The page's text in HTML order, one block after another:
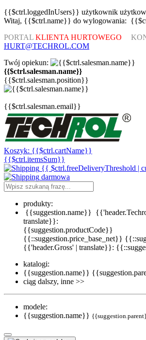
{{$ctrl.loggedInUsers}} użytkownik
Witaj, {{$ctrl.name}} do wylogowania:
PORTAL KLIENTA HURTOWEGO
HURT@TECHROL.COM
Twój opiekun:
{{$ctrl.salesman.name}}
{{$ctrl.salesman.position}}
{{$ctrl.salesman.email}}
Koszyk: {{$ctrl.cartName}}
{{$ctrl.itemsSum}}
{{ $ctrl.freeDeliveryThreshold |
darmowa
produkty:
{{suggestion.name}}
translate}}:
{{suggestion.productCode}}
{{::suggestion.price_base_net}}
{{'header.Gross' | translate}}:
katalogi:
{{suggestion.name}}
ciąg dalszy, inne >>
modele:
{{suggestion.name}}